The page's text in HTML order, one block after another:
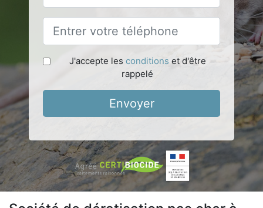
J'accepte les conditions et d'être
rappelé
Envoyer